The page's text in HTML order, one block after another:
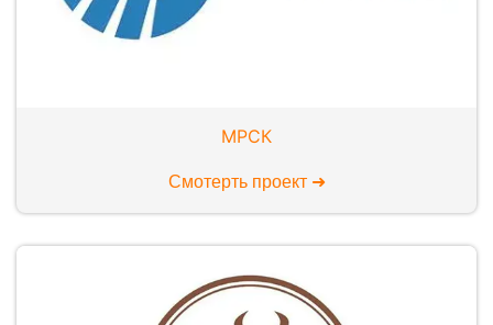
МРСК
Смотерть проект ➜